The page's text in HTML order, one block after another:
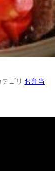
テゴリ:お弁当